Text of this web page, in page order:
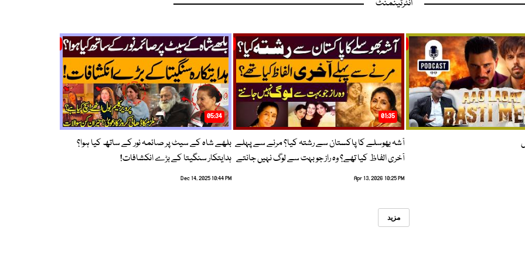
انٹرٹینمنٹ
01:35
آشہ بھوسلے کا پاکستان سے رشتہ کیا؟ مرنے سے پہلے
آخری الفاظ کیا تھے؟ وہ راز جو بہت سے لوگ نہیں جانتے
Apr 13, 2026 10:25 PM
05:34
بلھے شاہ کے سیٹ پر صائمہ نور کے ساتھ کیا ہوا؟
ہدایتکار سنگیتا کے بڑے انکشافات!
Dec 14, 2025 10:44 PM
مزید